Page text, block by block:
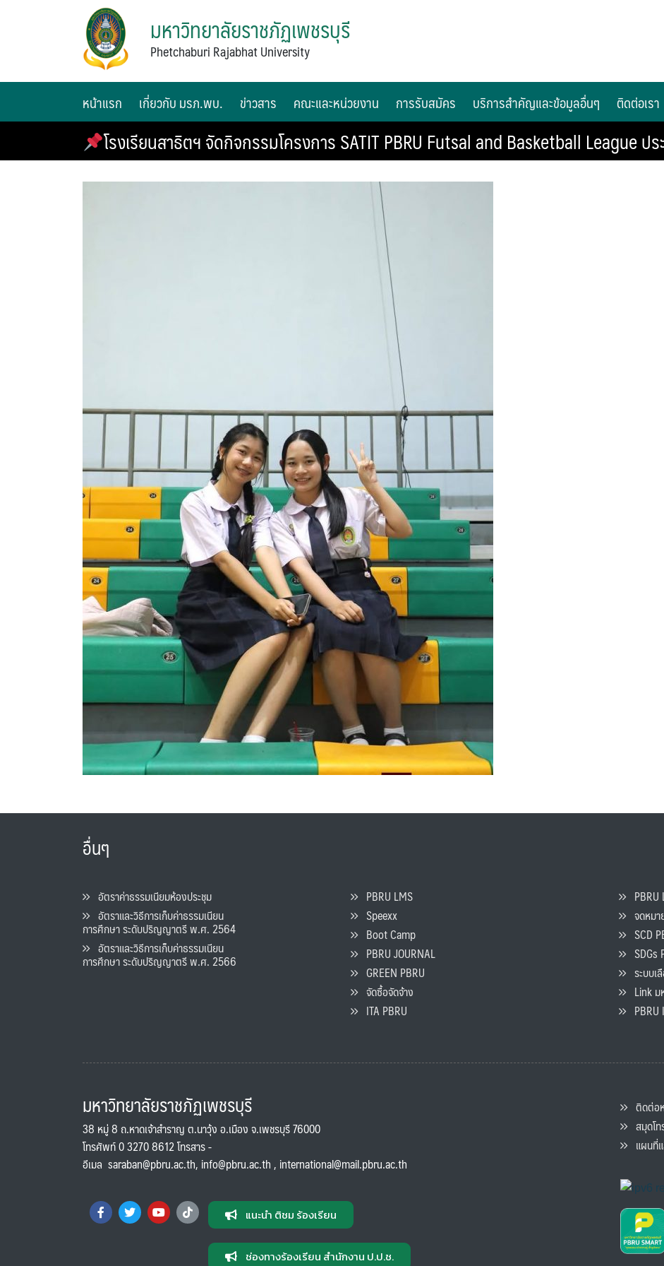
มหาวิทยาลัยราชภัฏเพชรบุรี
Phetchaburi Rajabhat University
หน้าแรก เกี่ยวกับ มรภ.พบ. ข่าวสาร คณะและหน่วยงาน การรับสมัคร บริการสำคัญและข้อมูลอื่นๆ ติดต่อเรา
โรงเรียนสาธิตฯ จัดกิจกรรมโครงการ SATIT PBRU Futsal and Basketball League ป
อื่นๆ
อัตราค่าธรรมเนียมห้องประชุม
อัตราและวิธีการเก็บค่าธรรมเนียน
การศึกษา ระดับปริญญาตรี พ.ศ. 2564
อัตราและวิธีการเก็บค่าธรรมเนียน
การศึกษา ระดับปริญญาตรี พ.ศ. 2566
PBRU LMS
Speexx
Boot Camp
PBRU JOURNAL
GREEN PBRU
จัดซื้อจัดจ้าง
ITA PBRU
PBRU
จดหมา
SCD
SDGs
ระบบเลื
Link มห
PBRU
มหาวิทยาลัยราชภัฏเพชรบุรี
38 หมู่ 8 ถ.หาดเจ้าสำราญ ต.นาวุ้ง อ.เมือง จ.เพชรบุรี 76000
โทรศัพท์ 0 3270 8612 โทรสาร -
อีเมล saraban@pbru.ac.th, info@pbru.ac.th, international@mail.pbru.ac.th
แนะนำ ติชม ร้องเรียน
ช่องทางร้องเรียน สำนักงาน ป.ป.ช.
ติดต่อห
สมุดโท
แผนที่แ